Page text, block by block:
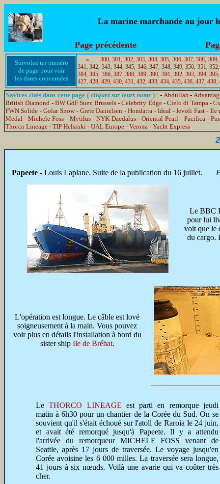
La marine marchande au jour
Page précédente
Survolez un numéro
de page pour voir
les dates concernées
«... 300, 301, 302, 303, 304, 305, 306, 307, 308, 309,
341, 342, 343, 344, 345, 346, 347, 348, 349, 350, 351, 352,
384, 385, 386, 387, 388, 389, 390, 391, 392, 393, 394, 395,
427, 428, 429, 430, 431, 432, 433, 434, 435, 436, 437, 438,
Navires cités dans cette page (cliquez sur leurs noms ): - Abdullah-
British Diamond - BW GdF Suez Brussels-Celebrity Edge-Cielo di Tampa-
FWN Solide -Golar Snow- Grete Danielsen -Hondarra -Ideal -Ievoli Fast- Ile
Medal -Michele Foss - Mytilus-NYK Daedalus-Oriental Pearl - Pacifica-
Thorco Lineage - TIP Helsinki - UAL Europe - Verona - Yacht Express
Papeete - Louis Laplane. Suite de la publication du 16 juillet.
Le BBC
pour lui
voit que le
du cargo.
L'opération est longue. Le câble est lové
soigneusement à la main. Vous pouvez
voir plus en détails l'installation à bord du
sister shipIle de Bréhat.
LeTHORCO LINEAGE est parti en remorque jeudi
matin à 6h30 pour un chantier de la Corée du Sud. On se
souvient qu'il s'était échoué sur l'atoll de Raroia le 24 juin,
et avait été remorqué jusqu'à Papeete. Il y a attendu
l'arrivée du remorqueur MICHELE FOSS venant de
Seattle, après 17 jours de traversée. Le voyage jusqu'en
Corée avoisine les 6 000 milles. La traversée sera longue,
41 jours à six nœuds. Voilà une avarie qui va coûter très
cher.